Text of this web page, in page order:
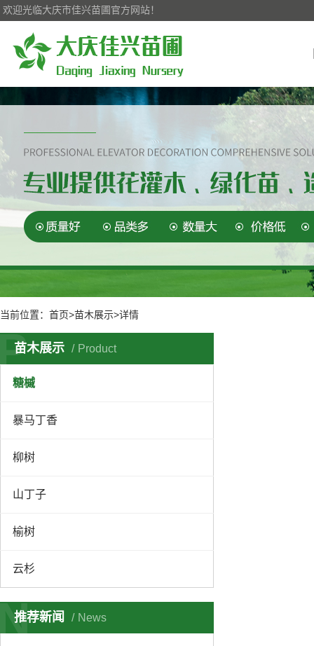
欢迎光临大庆市佳兴苗圃官方网站！
当前位置： 首页>苗木展示>详情
苗木展示 Product
糖槭
暴马丁香
柳树
山丁子
榆树
云杉
推荐新闻 News